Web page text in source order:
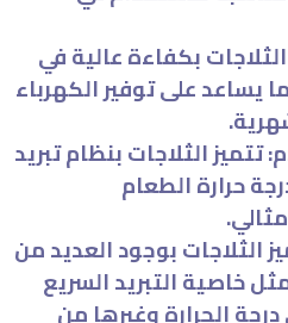
بكفاءة عالية في
يساعد على توفير الكهرباء
تتميز الثلاجات بنظام تبريد
حرارة الطعام
الثلاجات بوجود العديد من
خاصية التبريد السريع
الحرارة وغيرها من